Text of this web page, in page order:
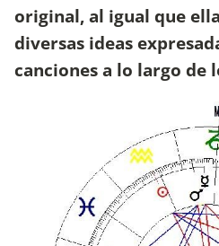
original, al igual que
diversas ideas
canciones a lo largo de